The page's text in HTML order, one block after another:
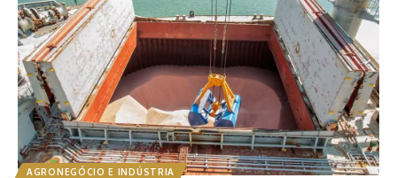
AGRONEGÓCIO E INDÚSTRIA